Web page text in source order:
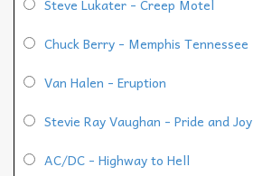
Steve Lukater - Creep Motel
Chuck Berry - Memphis Tennessee
Van Halen - Eruption
Stevie Ray Vaughan - Pride and Joy
AC/DC - Highway to Hell